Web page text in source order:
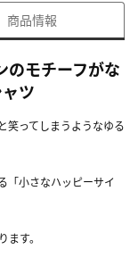
商品情報
のモチーフがな
ツ
笑ってしまうようなゆる
「小さなハッピーサイ
す。